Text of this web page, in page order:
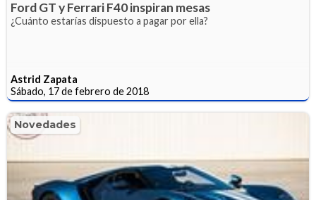
Ford GT y Ferrari F40 inspiran mesas
¿Cuánto estarías dispuesto a pagar por ella?
Astrid Zapata
Sábado, 17 de febrero de 2018
Novedades